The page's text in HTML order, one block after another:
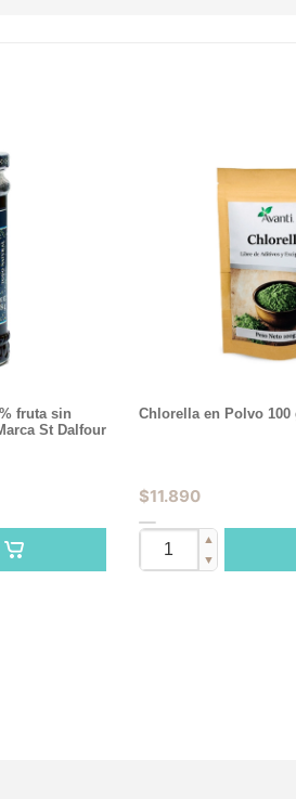
fruta sin
St Dalfour
Chlorella en Polvo 100
$11.890
▲
▼